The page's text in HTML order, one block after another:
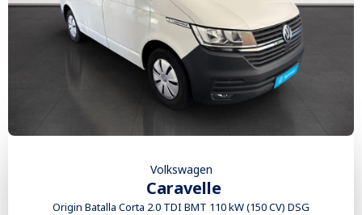
Volkswagen
Caravelle
Origin Batalla Corta 2.0 TDI BMT 110 kW (150 CV) DSG